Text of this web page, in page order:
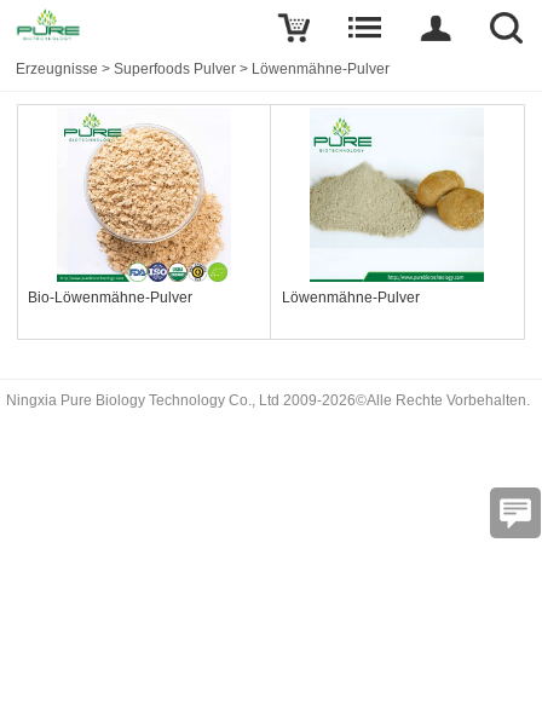
Erzeugnisse >Superfoods Pulver > Löwenmähne-Pulver
Bio-Löwenmähne-Pulver Löwenmähne-Pulver
Ningxia Pure Biology Technology Co., Ltd 2009-2026©Alle Rechte Vorbehalten.